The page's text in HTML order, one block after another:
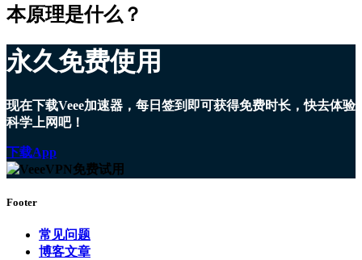
本原理是什么？
永久免费使用
现在下载Veee加速器，每日签到即可获得免费时长，快去体验
科学上网吧！
下载App
Footer
常见问题
博客文章